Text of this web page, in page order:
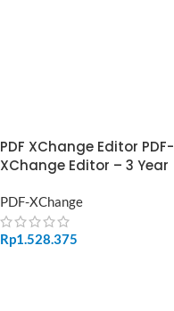
PDF XChange Editor PDF-
XChange Editor – 3 Year
PDF-XChange
Rp1.528.375